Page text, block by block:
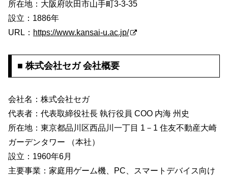
所在地：大阪府吹田市山手町3-3-35
設立：1886年
URL： https://www.kansai-u.ac.jp/
■ 株式会社セガ 会社概要
会社名：株式会社セガ
代表者：代表取締役社長 執行役員 COO 内海 州史
所在地：東京都品川区西品川一丁目 1－1 住友不動産大崎
ガーデンタワー （本社）
設立：1960年6月
主要事業：家庭用ゲーム機、PC、スマートデバイス向け